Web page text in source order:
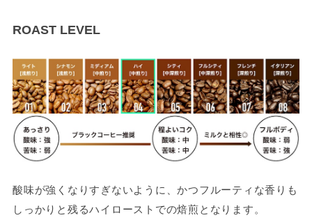
ROAST LEVEL
酸味が強くなりすぎないように、かつフルーティな香りも
しっかりと残るハイローストでの焙煎となります。